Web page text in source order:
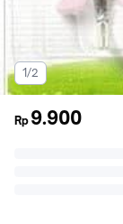
1/2
Rp 9.900